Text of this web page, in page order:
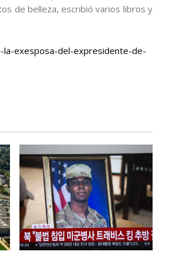
de belleza, escribió varios libros y
exesposa-del-expresidente-de-